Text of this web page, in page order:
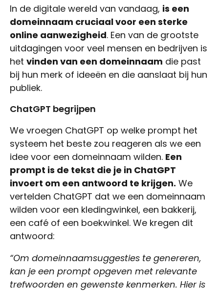
In de digitale wereld van vandaag, is een
domeinnaam cruciaal voor een sterke
online aanwezigheid. Een van de grootste
uitdagingen voor veel mensen en bedrijven is
het vinden van een domeinnaam die past
bij hun merk of ideeën en die aanslaat bij hun
publiek.
ChatGPT begrijpen
We vroegen ChatGPT op welke prompt het
systeem het beste zou reageren als we een
idee voor een domeinnaam wilden. Een
prompt is de tekst die je in ChatGPT
invoert om een antwoord te krijgen. We
vertelden ChatGPT dat we een domeinnaam
wilden voor een kledingwinkel, een bakkerij,
een café of een boekwinkel. We kregen dit
antwoord:
“Om domeinnaamsuggesties te genereren,
kan je een prompt opgeven met relevante
trefwoorden en gewenste kenmerken. Hier is